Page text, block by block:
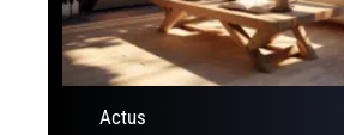
Actus